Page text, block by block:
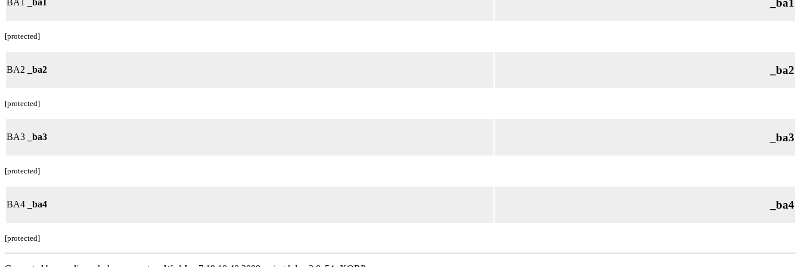
BA1 _ba1 _ba1
[protected]
BA2 _ba2 _ba2
[protected]
BA3 _ba3 _ba3
[protected]
BA4 _ba4 _ba4
[protected]